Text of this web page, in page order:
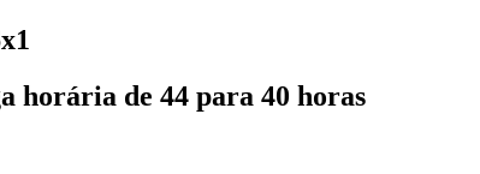
horária de 44 para 40 horas